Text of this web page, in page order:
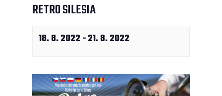
RETRO SILESIA
18. 8. 2022 -21. 8. 2022